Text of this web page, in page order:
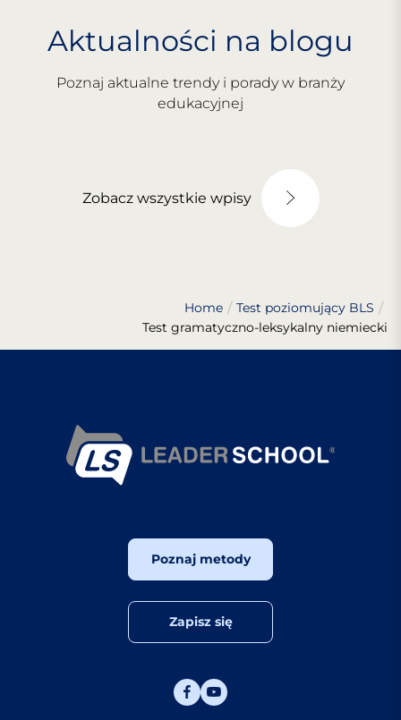
Aktualności na blogu
Poznaj aktualne trendy i porady w branży
edukacyjnej
Zobacz wszystkie wpisy
Home
Test poziomujący BLS
Test gramatyczno-leksykalny niemiecki
Poznaj metody
Zapisz się